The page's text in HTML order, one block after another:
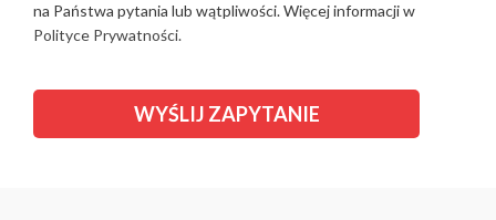
na Państwa pytania lub wątpliwości. Więcej informacji w
Polityce Prywatności.